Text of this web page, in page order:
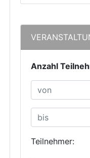
Anzahl
Teilnehmer: